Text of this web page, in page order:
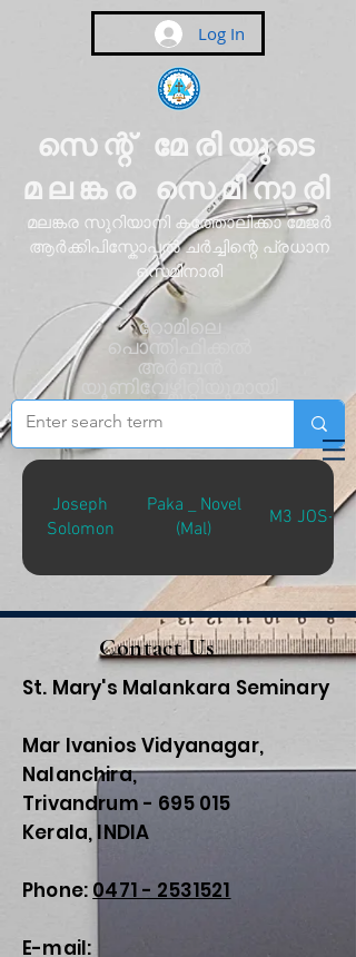
Log In
സെന്റ് മേരിയുടെ
മലങ്കര സെമിനാരി
മലങ്കര സുറിയാനി കത്തോലിക്കാ മേജർ
ആർക്കിപിസ്കോപ്പൽ ചർച്ചിന്റെ പ്രധാന
സെമിനാരി
റോമിലെ
പൊന്തിഫിക്കൽ
അർബൻ
യൂണിവേഴ്സിറ്റിയുമായി
അഫിലിയേറ്റ്
ചെയ്തിരിക്കുന്നു
Joseph
Solomon
Paka _ Novel
(Mal)
M3 JOS-P
Contact Us
St. Mary's Malankara Seminary
Mar Ivanios Vidyanagar,
Nalanchira,
Trivandrum - 695 015
Kerala, INDIA
Phone: 0471 - 2531521
E-mail: